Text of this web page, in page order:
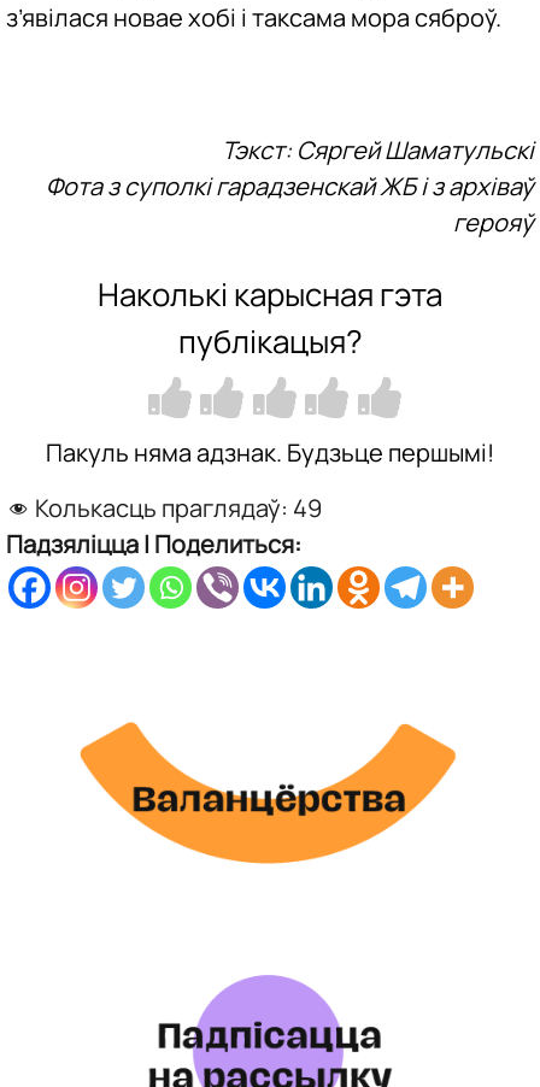
з’явілася новае хобі і таксама мора сяброў.
Тэкст: Сяргей Шаматульскі
Фота з суполкі гарадзенскай ЖБ і з архіваў
герояў
Наколькі карысная гэта
публікацыя?
Пакуль няма адзнак. Будзьце першымі!
Колькасць праглядаў: 49
Падзяліцца | Поделиться: